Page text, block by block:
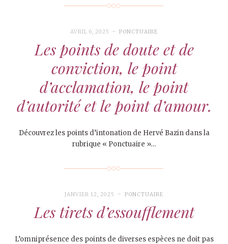
AVRIL 6, 2025 PONCTUAIRE
Les points de doute et de
conviction, le point
d’acclamation, le point
d’autorité et le point d’amour.
Découvrez les points d’intonation de Hervé Bazin dans la
rubrique « Ponctuaire »…
JANVIER 12, 2025 PONCTUAIRE
Les tirets d’essoufflement
L’omniprésence des points de diverses espèces ne doit pas